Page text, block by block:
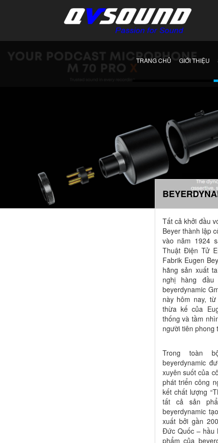
TRANG CHỦ GIỚI THIỆU
Tất cả khởi đầu
Beyer thành lập
vào năm 1924
Thuật Điện Tử
Fabrik Eugen
hãng sản xuất
nghị hàng
beyerdynamic
này hôm nay,
thừa kế của
thống và tầm
người tiên phong
Trong toàn
beyerdynamic
xuyên suốt của
phát triển công
kết chất lượng
tất cả sản
beyerdynamic
xuất bởi gần
Đức Quốc – hầu
phẩm của